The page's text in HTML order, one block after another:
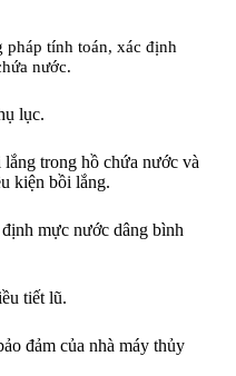
pháp tính toán, xác định
nước.
lục.
trong hồ chứa nước và
kiện bồi lắng.
mực nước dâng bình
tiết lũ.
đảm của nhà máy thủy